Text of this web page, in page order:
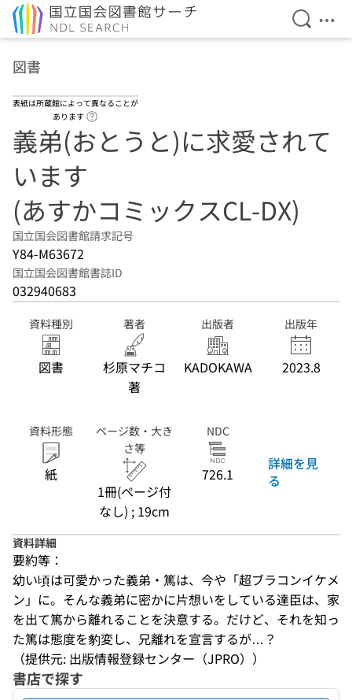
検索を
メ
図書
表紙は所蔵館によって異なることが
あります
義弟(おとうと)に求愛されて
います
(あすかコミックスCL-DX)
国立国会図書館請求記号
Y84-M63672
国立国会図書館書誌ID
032940683
資料種別
図書
著者
杉原マチコ
著
出版者
KADOKAWA
出版年
2023.8
資料形態
紙
ページ数・大き
さ等
1冊(ページ付
なし) ; 19cm
NDC
726.1
詳細を見
る
資料詳細
要約等：
幼い頃は可愛かった義弟・篤は、今や「超ブラコンイケメ
ン」に。そんな義弟に密かに片想いをしている達臣は、家
を出て篤から離れることを決意する。だけど、それを知っ
た篤は態度を豹変し、兄離れを宣言するが…？
（提供元: 出版情報登録センター（JPRO））
書店で探す